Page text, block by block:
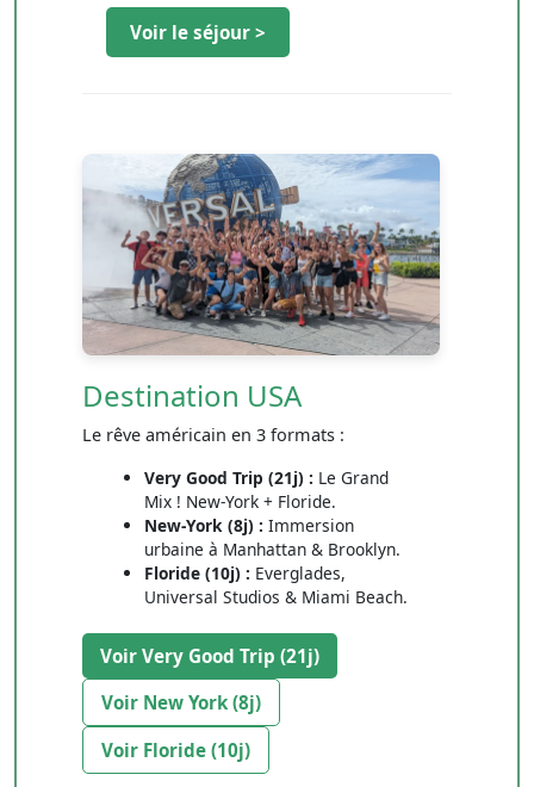
Voir le séjour >
Destination USA
Le rêve américain en 3 formats :
Very Good Trip (21j) : Le Grand
Mix ! New-York + Floride.
New-York (8j) : Immersion
urbaine à Manhattan & Brooklyn.
Floride (10j) : Everglades,
Universal Studios & Miami Beach.
Voir Very Good Trip (21j)
Voir New York (8j)
Voir Floride (10j)